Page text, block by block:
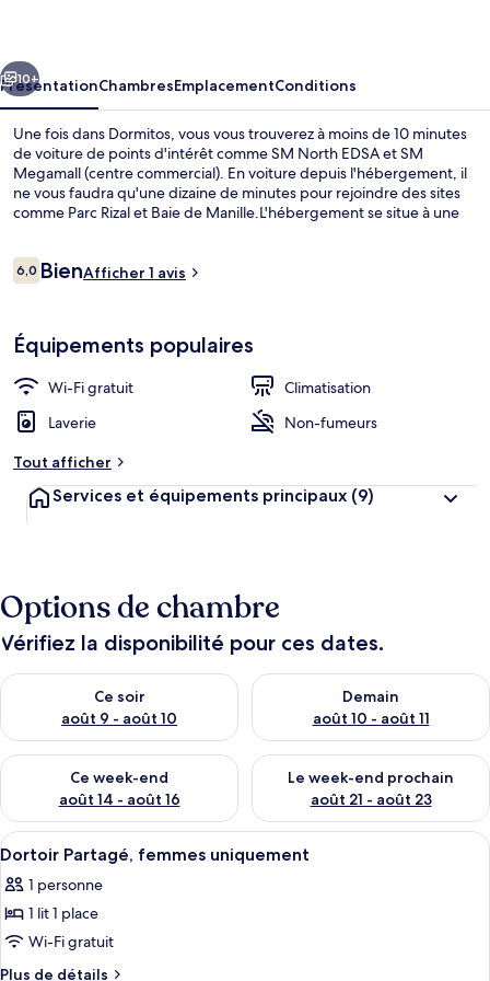
Suivant
10+
PrésentationChambresEmplacementConditions
Une fois dans Dormitos, vous vous trouverez à moins de 10 minutes
de voiture de points d'intérêt comme SM North EDSA et SM
Megamall (centre commercial). En voiture depuis l'hébergement, il
ne vous faudra qu'une dizaine de minutes pour rejoindre des sites
comme Parc Rizal et Baie de Manille.L'hébergement se situe à une
Avis
voyageurs
6,06,0 sur 10
BienAfficher 1 avis
Équipements populaires
Wi-Fi gratuit
Climatisation
Laverie
Non-fumeurs
Tout afficher
Services et équipements principaux (9)
Options de chambre
Vérifiez la disponibilité pour ces dates.
Ce soir
août 9 - août 10
Vérifier la disponibilité pour ce soir août 9 - août 10
Demain
août 10 - août 11
Vérifier la disponibilité pour
Ce week-end
août 14 - août 16
Vérifier la disponibilité pour ce week-end août 14 - août 16
Le week-end prochain
août 21 - août 23
Vérifier la disponibilité pour
Afficher
toutes
les
photos
pour
ce
Une chambre à coucher moderne
5
Dortoir Partagé, femmes uniquement
1 personne
1 lit 1 place
Wi-Fi gratuit
Plus de détails
Plus